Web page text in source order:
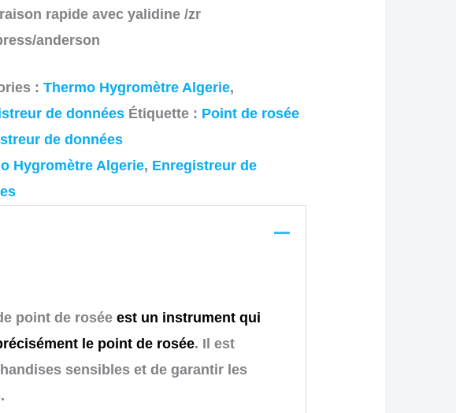
rapide avec yalidine /zr
anderson
: Thermo Hygromètre Algerie,
de données Étiquette : Point de rosée
de données
Hygromètre Algerie, Enregistreur de
point de roséeest un instrument qui
le point de rosée. Il est
sensibles et de garantir les